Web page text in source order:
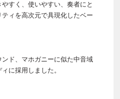
すく、使いやすい、奏者にと
ィを高次元で具現化したベー
ド、マホガニーに似た中音域
に採用しました。